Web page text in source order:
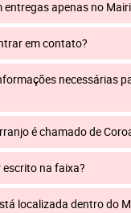
entregas apenas no
em contato?
necessárias
é chamado de
escrito na faixa?
localizada dentro do